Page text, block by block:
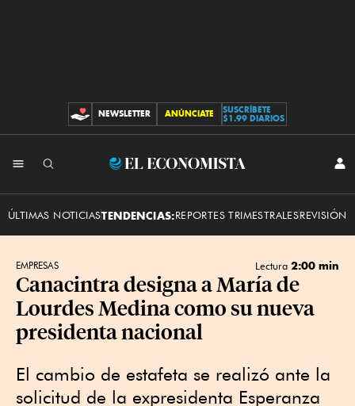
CONTRIBUCIONES
NEWSLETTER ANÚNCIATE
SUSCRÍBETE
$1.99 DIARIOS
El
ÚLTIMAS NOTICIASTENDENCIAS:REPORTES TRIMESTRALESREVISIÓN
EMPRESAS Lectura 2:00 min
Canacintra designa a María de
Lourdes Medina como su nueva
presidenta nacional
El cambio de estafeta se realizó ante la
solicitud de la expresidenta Esperanza